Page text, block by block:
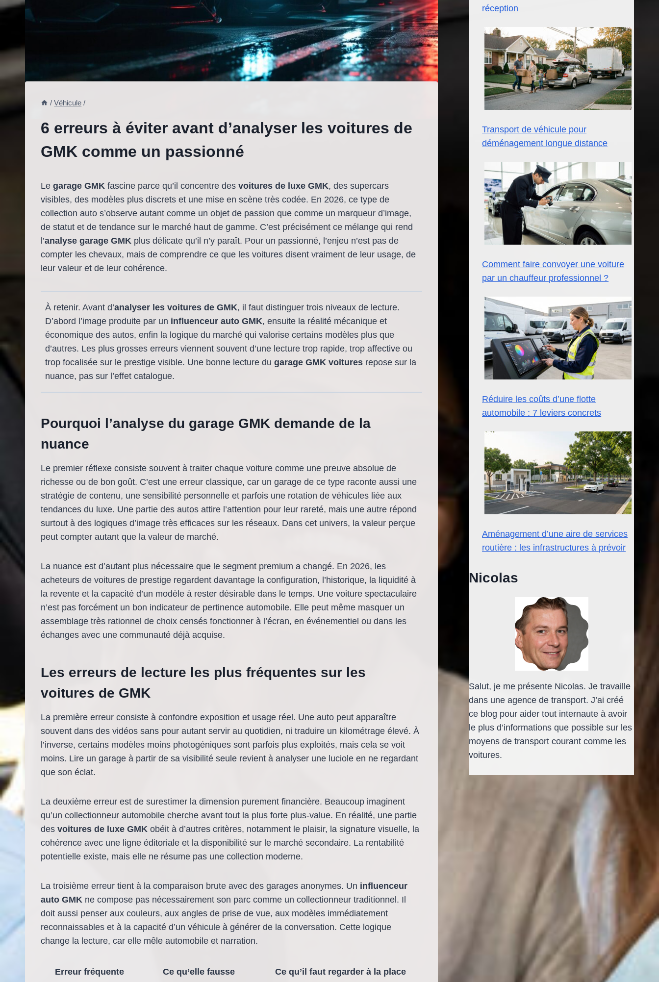
/ Véhicule /
6 erreurs à éviter avant d’analyser les voitures de
GMK comme un passionné
Le garage GMK fascine parce qu’il concentre des voitures de luxe GMK, des supercars
visibles, des modèles plus discrets et une mise en scène très codée. En 2026, ce type de
collection auto s’observe autant comme un objet de passion que comme un marqueur d’image,
de statut et de tendance sur le marché haut de gamme. C’est précisément ce mélange qui rend
l’analyse garage GMK plus délicate qu’il n’y paraît. Pour un passionné, l’enjeu n’est pas de
compter les chevaux, mais de comprendre ce que les voitures disent vraiment de leur usage, de
leur valeur et de leur cohérence.
À retenir. Avant d’analyser les voitures de GMK, il faut distinguer trois niveaux de lecture.
D’abord l’image produite par un influenceur auto GMK, ensuite la réalité mécanique et
économique des autos, enfin la logique du marché qui valorise certains modèles plus que
d’autres. Les plus grosses erreurs viennent souvent d’une lecture trop rapide, trop affective ou
trop focalisée sur le prestige visible. Une bonne lecture du garage GMK voitures repose sur la
nuance, pas sur l’effet catalogue.
Pourquoi l’analyse du garage GMK demande de la
nuance
Le premier réflexe consiste souvent à traiter chaque voiture comme une preuve absolue de
richesse ou de bon goût. C’est une erreur classique, car un garage de ce type raconte aussi une
stratégie de contenu, une sensibilité personnelle et parfois une rotation de véhicules liée aux
tendances du luxe. Une partie des autos attire l’attention pour leur rareté, mais une autre répond
surtout à des logiques d’image très efficaces sur les réseaux. Dans cet univers, la valeur perçue
peut compter autant que la valeur de marché.
La nuance est d’autant plus nécessaire que le segment premium a changé. En 2026, les
acheteurs de voitures de prestige regardent davantage la configuration, l’historique, la liquidité à
la revente et la capacité d’un modèle à rester désirable dans le temps. Une voiture spectaculaire
n’est pas forcément un bon indicateur de pertinence automobile. Elle peut même masquer un
assemblage très rationnel de choix censés fonctionner à l’écran, en événementiel ou dans les
échanges avec une communauté déjà acquise.
Les erreurs de lecture les plus fréquentes sur les
voitures de GMK
La première erreur consiste à confondre exposition et usage réel. Une auto peut apparaître
souvent dans des vidéos sans pour autant servir au quotidien, ni traduire un kilométrage élevé. À
l’inverse, certains modèles moins photogéniques sont parfois plus exploités, mais cela se voit
moins. Lire un garage à partir de sa visibilité seule revient à analyser une luciole en ne regardant
que son éclat.
La deuxième erreur est de surestimer la dimension purement financière. Beaucoup imaginent
qu’un collectionneur automobile cherche avant tout la plus forte plus-value. En réalité, une partie
des voitures de luxe GMK obéit à d’autres critères, notamment le plaisir, la signature visuelle, la
cohérence avec une ligne éditoriale et la disponibilité sur le marché secondaire. La rentabilité
potentielle existe, mais elle ne résume pas une collection moderne.
La troisième erreur tient à la comparaison brute avec des garages anonymes. Un influenceur
auto GMK ne compose pas nécessairement son parc comme un collectionneur traditionnel. Il
doit aussi penser aux couleurs, aux angles de prise de vue, aux modèles immédiatement
reconnaissables et à la capacité d’un véhicule à générer de la conversation. Cette logique
change la lecture, car elle mêle automobile et narration.
Erreur fréquente Ce qu’elle fausse
Ce qu’il faut regarder à la place
réception
Transport de véhicule pour
déménagement longue distance
Comment faire convoyer une voiture
par un chauffeur professionnel ?
Réduire les coûts d’une flotte
automobile : 7 leviers concrets
Aménagement d’une aire de services
routière : les infrastructures à prévoir
Nicolas
Salut, je me présente Nicolas. Je travaille
dans une agence de transport. J’ai créé
ce blog pour aider tout internaute à avoir
le plus d’informations que possible sur les
moyens de transport courant comme les
voitures.